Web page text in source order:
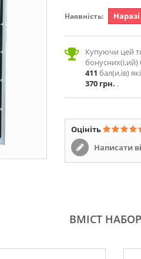
Наявність:
Купуючи цей
411 бал(и,ів)
370 грн. .
Оцініть
Написати
ВМІСТ